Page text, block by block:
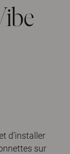
d’installer
sur